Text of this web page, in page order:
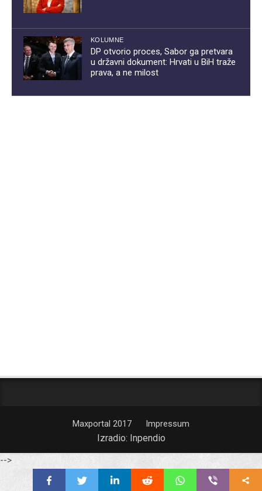
KOLUMNE
DP otvorio proces, Sabor ga pretvara
u državni dokument: Hrvati u BiH traže
prava, a ne milost
Maxportal 2017 Impressum
Izradio: Inpendio
-->